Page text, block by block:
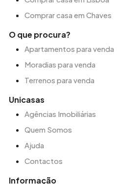
Comprar casa em Chaves
O que procura?
Apartamentos para venda
Moradias para venda
Terrenos para venda
Unicasas
Agências Imobiliárias
Quem Somos
Ajuda
Contactos
Informação